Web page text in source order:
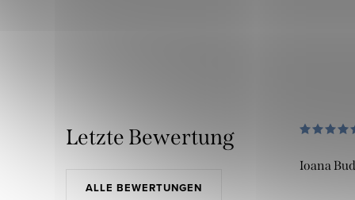
Letzte Bewertung
ALLE BEWERTUNGEN
Ioana